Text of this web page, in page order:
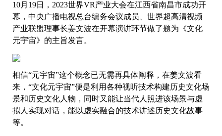
10月19日，2023世界VR产业大会在江西省南昌市成功开
幕，中央广播电视总台编务会议成员、世界超高清视频
产业联盟理事长姜文波在开幕演讲环节做了题为《文化
元宇宙》的主旨发言。
相信“元宇宙”这个概念已无需再具体阐释，在姜文波看
来，“文化元宇宙”便是利用各种视听技术构建历史文化场
景和历史文化人物，同时又能让当代人照进该场景与虚
拟人实现对话，能以虚实融合的技术讲述历史文化故事
等。